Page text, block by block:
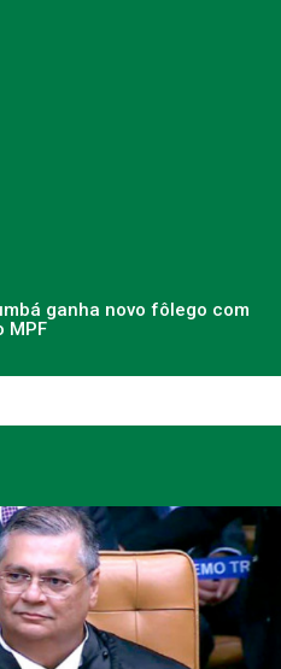
ganha novo fôlego com
MPF